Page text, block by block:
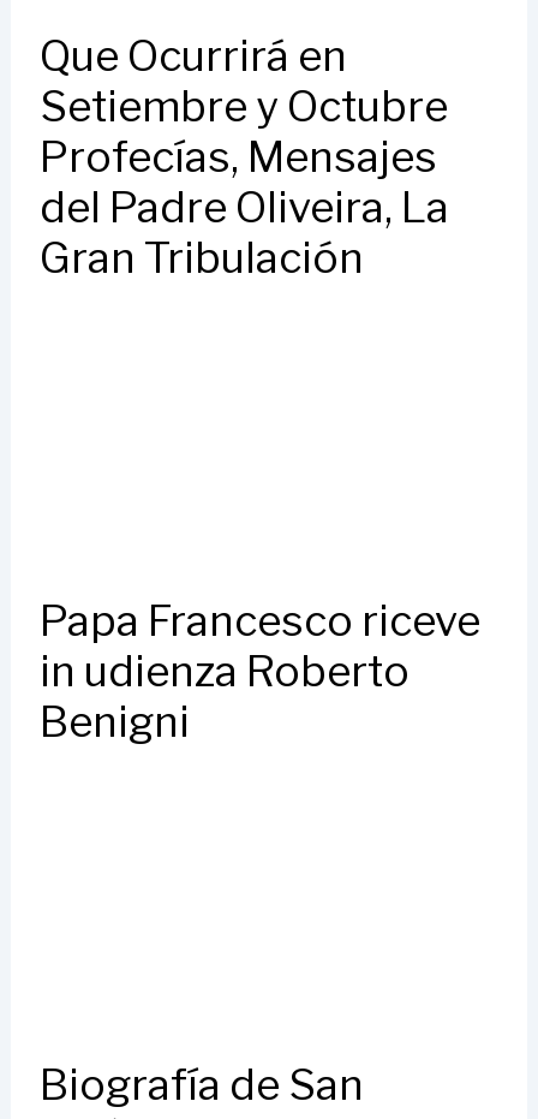
Que Ocurrirá en
Setiembre y Octubre
Profecías, Mensajes
del Padre Oliveira, La
Gran Tribulación
Papa Francesco riceve
in udienza Roberto
Benigni
Biografía de San